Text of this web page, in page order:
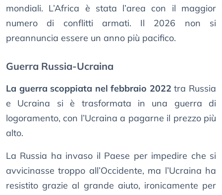
mondiali. L’Africa è stata l’area con il maggior
numero di conflitti armati. Il 2026 non si
preannuncia essere un anno più pacifico.
Guerra Russia-Ucraina
La guerra scoppiata nel febbraio 2022 tra Russia
e Ucraina si è trasformata in una guerra di
logoramento, con l’Ucraina a pagarne il prezzo più
alto.
La Russia ha invaso il Paese per impedire che si
avvicinasse troppo all’Occidente, ma l’Ucraina ha
resistito grazie al grande aiuto, ironicamente per